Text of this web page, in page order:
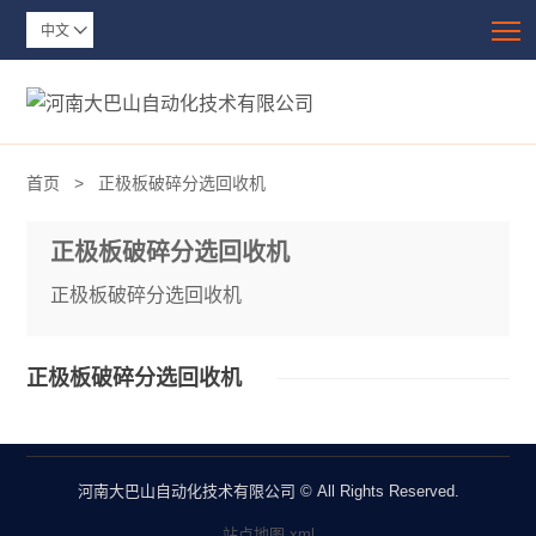
中文 
首页 > 正极板破碎分选回收机
正极板破碎分选回收机
正极板破碎分选回收机
正极板破碎分选回收机
河南大巴山自动化技术有限公司 © All Rights Reserved.